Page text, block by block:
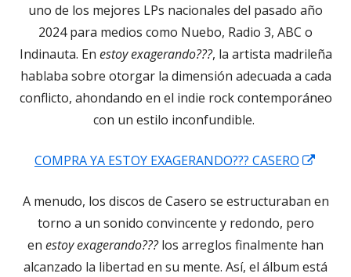
uno de los mejores LPs nacionales del pasado año
2024 para medios como Nuebo, Radio 3, ABC o
Indinauta. En estoy exagerando???, la artista madrileña
hablaba sobre otorgar la dimensión adecuada a cada
conflicto, ahondando en el indie rock contemporáneo
con un estilo inconfundible.
COMPRA YA ESTOY EXAGERANDO??? CASERO
una
nueva
A menudo, los discos de Casero se estructuraban en
torno a un sonido convincente y redondo, pero
en estoy exagerando???los arreglos finalmente han
alcanzado la libertad en su mente. Así, el álbum está